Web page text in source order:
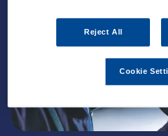
Reject All
Cookie